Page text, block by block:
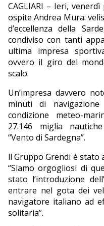
CAGLIARI – Ieri,
ospite Andrea Mura:
d’eccellenza della
condiviso con tanti
ultima impresa
ovvero il giro del
scalo.
Un’impresa davvero
minuti di
condizione meteo-
27.146 miglia
“Vento di Sardegna”.
ll Gruppo Grendi è stato
“Siamo orgogliosi di
stato l’introduzione
entrare nel gota dei
navigatore italiano ad
solitaria”.